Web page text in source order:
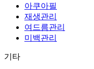
아쿠아필
재생관리
여드름관리
미백관리
기타